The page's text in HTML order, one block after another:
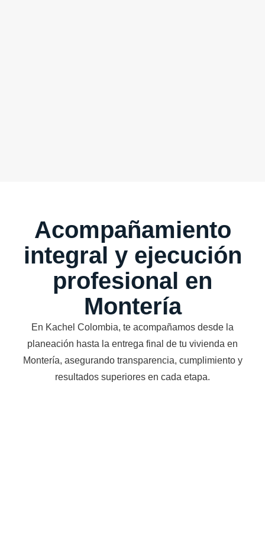
Acompañamiento
integral y ejecución
profesional en
Montería
En Kachel Colombia, te acompañamos desde la
planeación hasta la entrega final de tu vivienda en
Montería, asegurando transparencia, cumplimiento y
resultados superiores en cada etapa.